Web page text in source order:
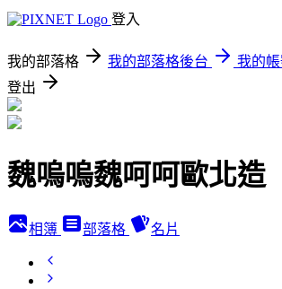
登入
我的部落格 我的部落格後台
我的
登出
魏嗚嗚魏呵呵歐北造
相簿 部落格 名片